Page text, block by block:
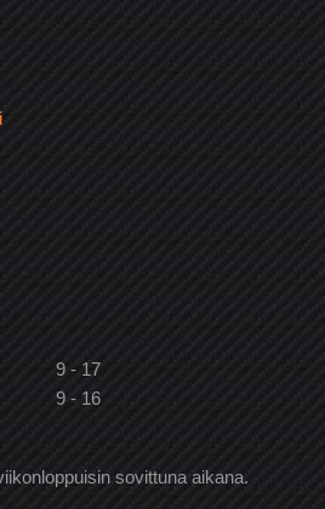
9 - 17
9 - 16
sovittuna aikana.